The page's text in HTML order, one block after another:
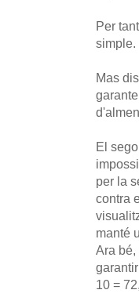
Per
simple.
Mas
El
per la
contra
manté
Ara
10 =